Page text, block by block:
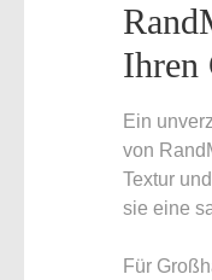
Ihren
Ein
von
Textur
sie eine
Für